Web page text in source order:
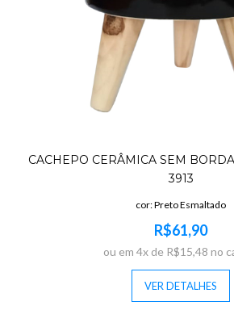
CACHEPO CERÂMICA SEM
3913
cor: Preto Esmaltado
R$61,90
ou em 4x de R$15,48 no
VER DETALHES